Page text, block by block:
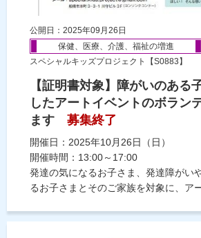
公開日：2025年09月26日
保健、医療、介護、福祉の増進
スペシャルキッズプロジェクト【S0883】
【証明書対象】障がいのある
したアートイベントのボラン
ます
募集終了
開催日：2025年10月26日（日）
開催時間：13:00～17:00
発達の気になるお子さま、発達障がい
るお子さまとそのご家族を対象に、ア